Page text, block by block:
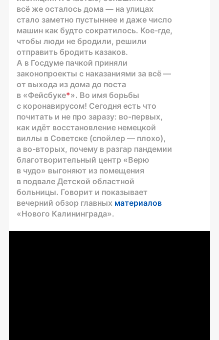
всё же осталось дома — на улицах
стало заметно пустыннее и даже число
машин как будто сократилось. Кое-где,
чтобы люди не бродили, решили
отправить бродить казаков.
А в Госдуме пачкой приняли
законопроекты с наказаниями за всё —
от выхода из дома до поста
в «Фейсбуке*». Во имя борьбы
с коронавирусом! Сегодня есть что
почитать и не про заразу: во-первых,
как идёт восстановление немецкой
виллы в Советске (спойлер — плохо),
а во-вторых, почему в разгар пандемии
благотворительный центр «Верю
в чудо» выгоняют из помещения
в подвале Детской областной
больницы. Говорит и показывает
вечерний обзор главных материалов
«Нового Калининграда».